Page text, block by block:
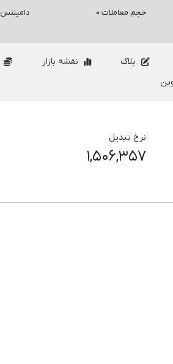
حجم معاملات ۰ دامیننس
بلاگ نقشه بازار
نرخ تبدیل
۱,۵۰۶,۳۵۷